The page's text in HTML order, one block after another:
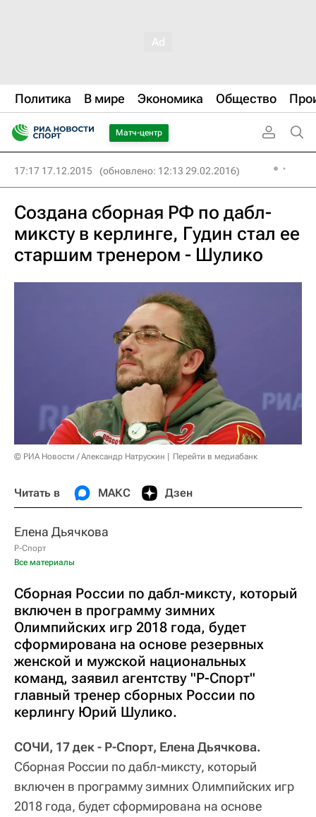
Политика В мире Экономика Общество
Матч-центр
17:17 17.12.2015 (обновлено: 12:13 29.02.2016)
Создана сборная РФ по дабл-
миксту в керлинге, Гудин стал ее
старшим тренером - Шулико
© РИА Новости / Александр Натрускин Перейти в медиабанк
Читать в МАКС Дзен
Елена Дьячкова
Р-Спорт
Все материалы
Сборная России по дабл-миксту, который
включен в программу зимних
Олимпийских игр 2018 года, будет
сформирована на основе резервных
женской и мужской национальных
команд, заявил агентству "Р-Спорт"
главный тренер сборных России по
керлингу Юрий Шулико.
СОЧИ, 17 дек - Р-Спорт, Елена Дьячкова.
Сборная России по дабл-миксту, который
включен в программу зимних Олимпийских игр
2018 года, будет сформирована на основе